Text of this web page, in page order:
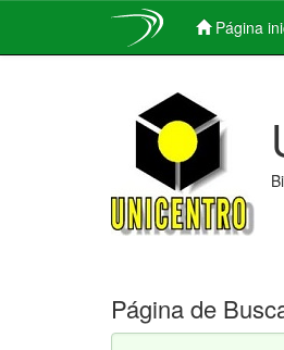
Página
Página de